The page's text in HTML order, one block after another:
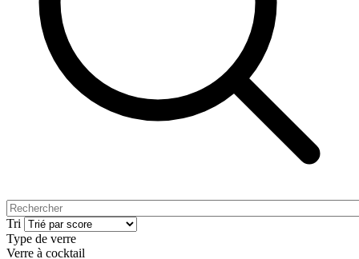
Tri
Type de verre
Verre à cocktail